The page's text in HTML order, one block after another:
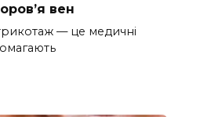
вен
— це медичні